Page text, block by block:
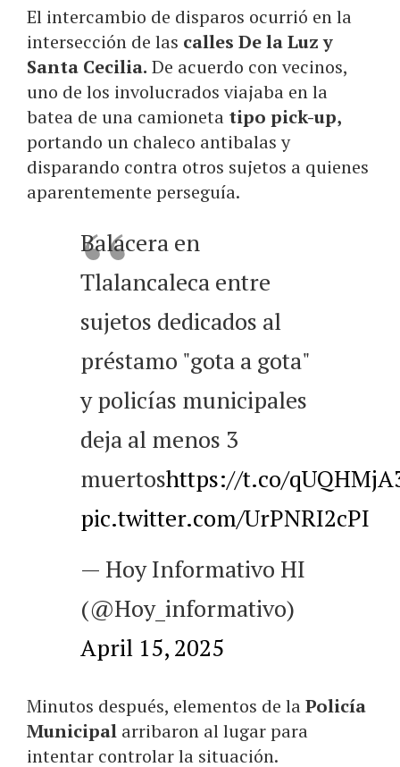
El intercambio de disparos ocurrió en la
intersección de las calles De la Luz y
Santa Cecilia. De acuerdo con vecinos,
uno de los involucrados viajaba en la
batea de una camioneta tipo pick-up,
portando un chaleco antibalas y
disparando contra otros sujetos a quienes
aparentemente perseguía.
Balacera en
Tlalancaleca entre
sujetos dedicados al
préstamo "gota a gota"
y policías municipales
deja al menos 3
muertoshttps://t.co/
pic.twitter.com/UrPNRI2cPI
— Hoy Informativo HI
(@Hoy_informativo)
April 15, 2025
Minutos después, elementos de laPolicía
Municipal arribaron al lugar para
intentar controlar la situación.